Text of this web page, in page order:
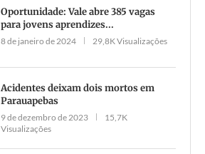
Oportunidade: Vale abre 385 vagas
para jovens aprendizes...
8 de janeiro de 2024 29,8K Visualizações
Acidentes deixam dois mortos em
Parauapebas
9 de dezembro de 2023
15,7K
Visualizações